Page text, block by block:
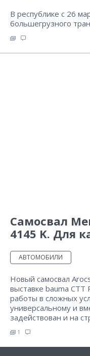
В республике с 26
большегрузного
Самосвал
4145 K. Для
АВТОМОБИЛИ
Новый самосвал
выставке bauma
работы в сложных
универсальному и
задействован и на
1